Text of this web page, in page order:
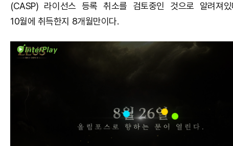
(CASP) 라이선스 등록 취소를 검토중인 것으로 알려져있
10월에 취득한지 8개월만이다.